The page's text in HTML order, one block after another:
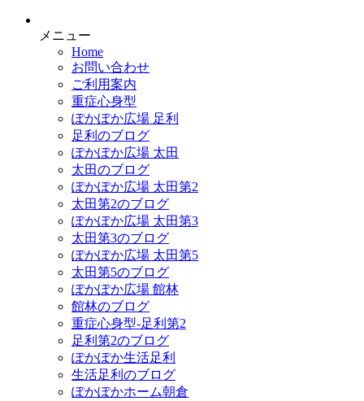
メニュー
Home
お問い合わせ
ご利用案内
重症心身型
ぽかぽか広場 足利
足利のブログ
ぽかぽか広場 太田
太田のブログ
ぽかぽか広場 太田第2
太田第2のブログ
ぽかぽか広場 太田第3
太田第3のブログ
ぽかぽか広場 太田第5
太田第5のブログ
ぽかぽか広場 館林
館林のブログ
重症心身型-足利第2
足利第2のブログ
ぽかぽか生活足利
生活足利のブログ
ぽかぽかホーム朝倉